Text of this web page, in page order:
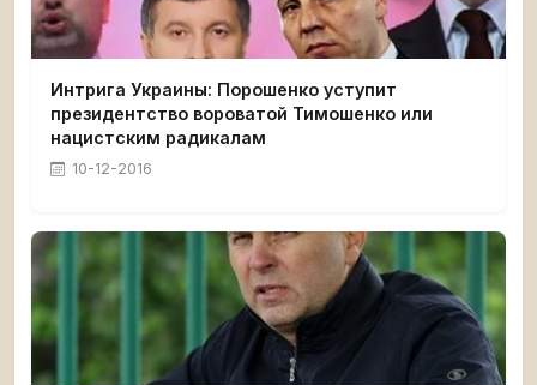
Интрига Украины: Порошенко уступит
президентство вороватой Тимошенко или
нацистским радикалам
10-12-2016